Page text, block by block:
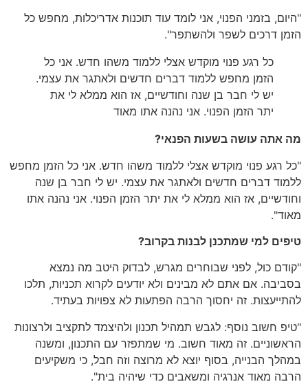
"היום, בזמני הפנוי, אני לומד עוד תוכנות אדריכלות, מחפש כל
הזמן דרכים לשפר ולהשתפר".
כל רגע פנוי מוקדש אצלי ללמוד משהו חדש. אני כל
הזמן מחפש ללמוד דברים חדשים ולאתגר את עצמי.
יש לי חבר בן שנה וחודשיים, אז הוא ממלא לי את
יתר הזמן הפנוי. אני נהנה אתו מאוד
מה אתה עושה בשעות הפנאי?
"כל רגע פנוי מוקדש אצלי ללמוד משהו חדש. אני כל הזמן מחפש
ללמוד דברים חדשים ולאתגר את עצמי. יש לי חבר בן שנה
וחודשיים, אז הוא ממלא לי את יתר הזמן הפנוי. אני נהנה אתו
מאוד".
טיפים למי שמתכנן לבנות בקרוב?
"קודם כול, לפני שבוחרים מגרש, לבדוק היטב מה נמצא
בסביבה. אם אתם לא מבינים ולא יודעים לקרוא תכניות, תלכו
להתייעצות. זה יחסוך הרבה הפתעות לא צפויות בעתיד.
"טיפ חשוב נוסף: לגבש תמהיל תכנון ולהיצמד לתקציב ולרצונות
הראשוניים. זה מאוד חשוב. מי שמתפזר עם התכנון, ומשנה
במהלך הבנייה, בסוף יוצא לא מרוצה וזה חבל, כי משקיעים
הרבה מאוד אנרגיה ומשאבים כדי שיהיה בית".